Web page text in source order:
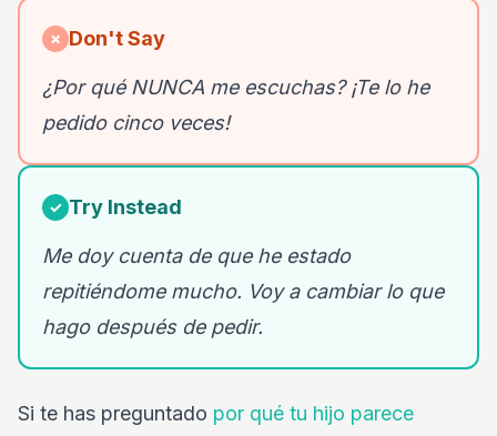
✗ Don't Say
¿Por qué NUNCA me escuchas? ¡Te lo he
pedido cinco veces!
✓ Try Instead
Me doy cuenta de que he estado
repitiéndome mucho. Voy a cambiar lo que
hago después de pedir.
Si te has preguntado por qué tu hijo parece